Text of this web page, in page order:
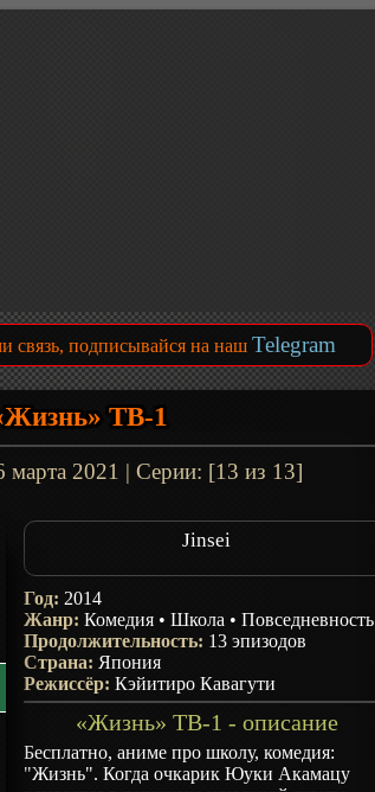
связь, подписывайся на наш Telegram
ТВ-1
марта 2021 | Серии: [13 из 13]
Jinsei
Год: 2014
Жанр:Комедия •Школа •Повседневность
Продолжительность: 13 эпизодов
Страна: Япония
Режиссёр:Кэйитиро Кавагути
«Жизнь» ТВ-1 - описание
Бесплатно, аниме про школу, комедия:
"Жизнь". Когда очкарик Юуки Акамацу